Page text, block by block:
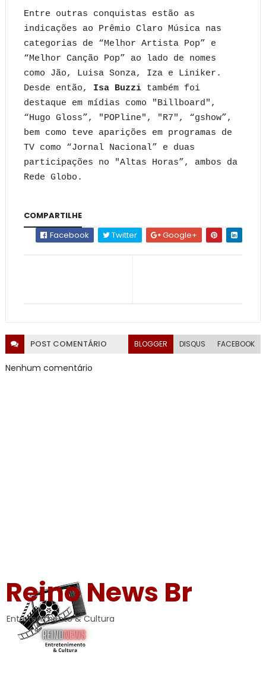
Entre outras conquistas estão as
indicações ao Prêmio Claro Música nas
categorias de “Melhor Artista Pop” e
“Melhor Canção Pop” ao lado de nomes
como Jão, Luisa Sonza, Iza e Liniker.
Desde então,
Isa Buzzitambém foi
destaque em mídias como "Billboard",
“Hugo Gloss”, "POPline", "R7", “gshow”,
bem como teve aparições em programas de
TV como “Jornal Nacional” e duas
participações no "Altas Horas”, ambos da
Rede Globo.
COMPARTILHE
Facebook
Twitter Google+
POST COMENTÁRIO BLOGGER DISQUS FACEBOOK
Nenhum comentário
Reino News Br
Entretenimento & Cultura